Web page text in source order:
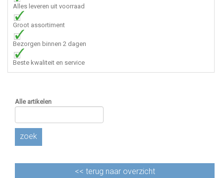
Alles leveren uit voorraad
Groot assortiment
Bezorgen binnen 2 dagen
Beste kwaliteit en service
Alle artikelen
zoek
<< terug naar overzicht